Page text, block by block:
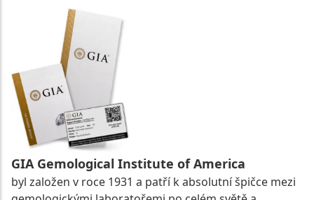
GIA Gemological Institute of America
byl založen v roce 1931 a patří k absolutní špičce mezi